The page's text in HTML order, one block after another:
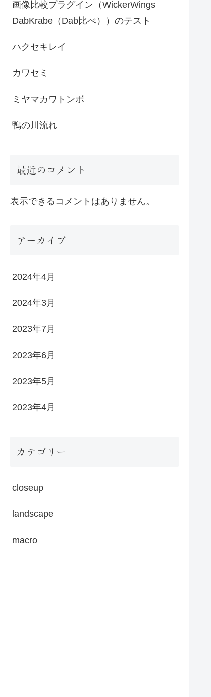
画像比較プラグイン（WickerWings
DabKrabe（Dab比べ））のテスト
ハクセキレイ
カワセミ
ミヤマカワトンボ
鴨の川流れ
最近のコメント
表示できるコメントはありません。
アーカイブ
2024年4月
2024年3月
2023年7月
2023年6月
2023年5月
2023年4月
カテゴリー
closeup
landscape
macro